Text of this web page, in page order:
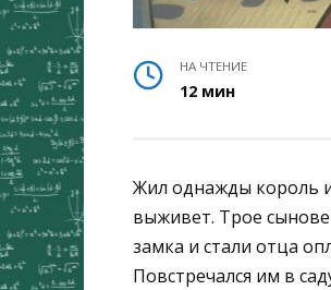
НА ЧТЕНИЕ
12 мин
Жил однажды король и
выживет. Трое
замка и стали отца
Повстречался им в